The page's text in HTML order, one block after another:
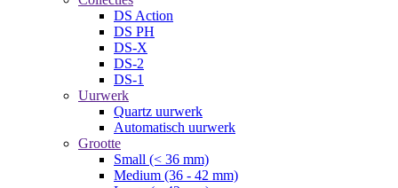
DS Action
DS PH
DS-X
DS-2
DS-1
Uurwerk
Quartz uurwerk
Automatisch uurwerk
Grootte
Small (< 36 mm)
Medium (36 - 42 mm)